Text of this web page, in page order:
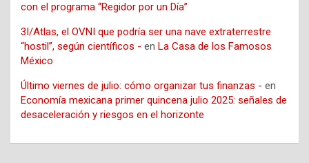
con el programa “Regidor por un Día”
3I/Atlas, el OVNI que podría ser una nave extraterrestre
“hostil”, según científicos - en La Casa de los Famosos
México
Último viernes de julio: cómo organizar tus finanzas - en
Economía mexicana primer quincena julio 2025: señales de
desaceleración y riesgos en el horizonte